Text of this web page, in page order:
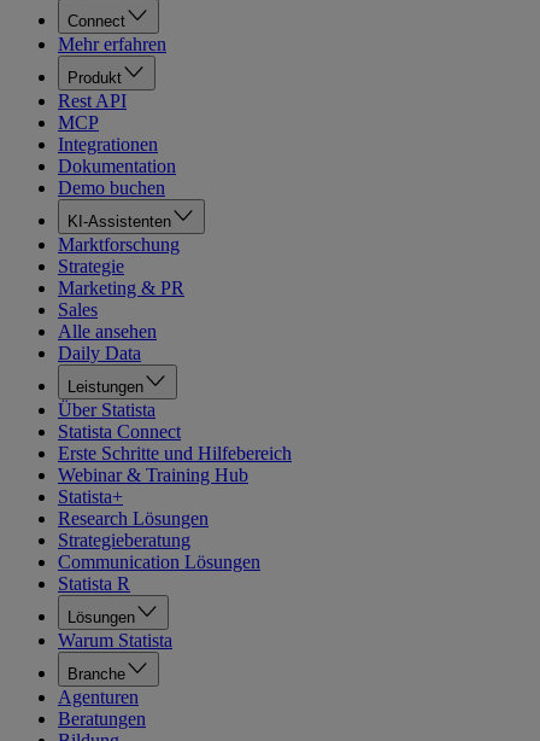
Connect
Mehr erfahren
Produkt
Rest API
MCP
Integrationen
Dokumentation
Demo buchen
KI-Assistenten
Marktforschung
Strategie
Marketing & PR
Sales
Alle ansehen
Daily Data
Leistungen
Über Statista
Statista Connect
Erste Schritte und Hilfebereich
Webinar & Training Hub
Statista+
Research Lösungen
Strategieberatung
Communication Lösungen
Statista R
Lösungen
Warum Statista
Branche
Agenturen
Beratungen